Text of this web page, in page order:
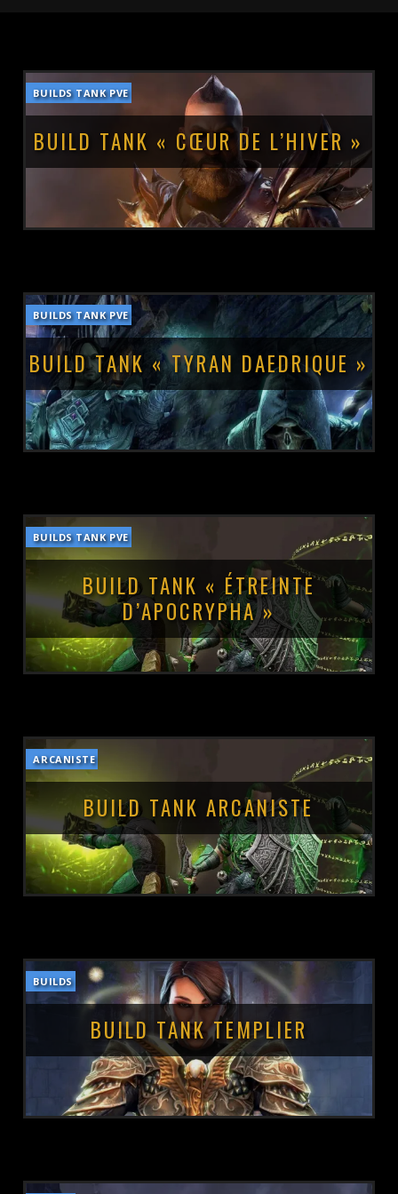
BUILDS TANK PVE
BUILD TANK « CŒUR DE L’HIVER »
POSTÉ LE :19 MAI 2025
BUILDS TANK PVE
BUILD TANK « TYRAN DAEDRIQUE »
POSTÉ LE :17 MAI 2025
BUILDS TANK PVE
BUILD TANK « ÉTREINTE
D’APOCRYPHA »
POSTÉ LE :
ARCANISTE
BUILD TANK ARCANISTE
POSTÉ LE :5 JUIN 2023
BUILDS
BUILD TANK TEMPLIER